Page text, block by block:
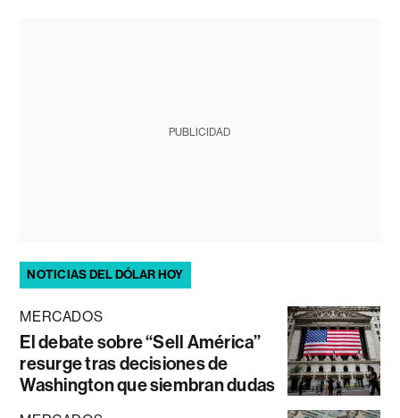
PUBLICIDAD
NOTICIAS DEL DÓLAR HOY
MERCADOS
El debate sobre “Sell América”
resurge tras decisiones de
Washington que siembran dudas